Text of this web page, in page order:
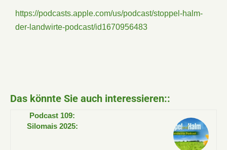
https://podcasts.apple.com/us/podcast/stoppel-halm-
der-landwirte-podcast/id1670956483
Das könnte Sie auch interessieren::
Podcast 109:
Silomais 2025: